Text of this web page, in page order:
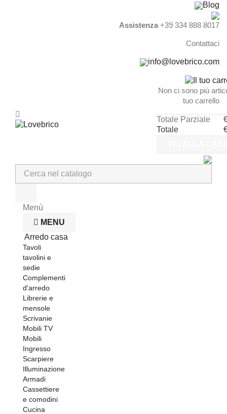
Blog
Assistenza+39 334 888 8017
Contattaci
info@lovebrico.com
Non ci sono più
tuo carrello
Totale Parziale
Totale
Menù
MENU
Arredo casa
Tavoli
tavolini e
sedie
Complementi
d'arredo
Librerie e
mensole
Scrivanie
Mobili TV
Mobili
Ingresso
Scarpiere
Illuminazione
Armadi
Cassettiere
e comodini
Cucina